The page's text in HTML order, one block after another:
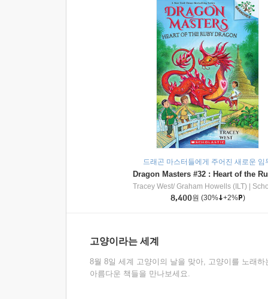
드래곤 마스터들에게 주어진 새로운 임
Tracey West/ Graham Howells (ILT)
8,400원 (30% +2% )
고양이라는 세계
8월 8일 세계 고양이의 날을 맞아, 고양이를 노래하
아름다운 책들을 만나보세요.